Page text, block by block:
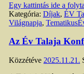
Egy kattintás ide a
Kategória: Díjak, ÉV
Világnapja,
Az Év Talaja
Közzétéve 2025.11.21.